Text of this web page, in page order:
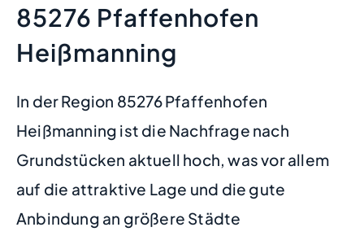
85276 Pfaffenhofen
Heißmanning
In der Region 85276 Pfaffenhofen
Heißmanning ist die Nachfrage nach
Grundstücken aktuell hoch, was vor allem
auf die attraktive Lage und die gute
Anbindung an größere Städte